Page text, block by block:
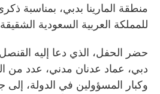
منطقة المارينا بدبي، بمناسبة
للمملكة العربية السعودية
حضر الحفل، الذي دعا إليه
دبي، عماد عدنان مدني، عدد من
وكبار المسؤولين في الدولة، إلى